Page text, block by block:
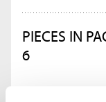
PIECES IN
6